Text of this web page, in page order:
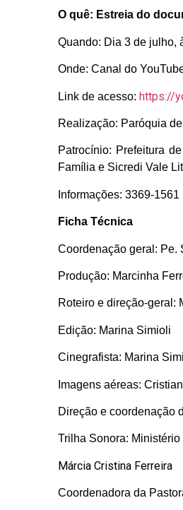
O quê: Estreia do
Quando: Dia 3 de julho,
Onde: Canal do
Link de acesso: https://
Realização: Paróquia
Patrocínio: Prefeitura
Família e Sicredi Vale
Informações: 3369-1561
Ficha Técnica
Coordenação geral: Pe.
Produção: Marcinha
Roteiro e direção-geral:
Edição: Marina Simioli
Cinegrafista: Marina
Imagens aéreas:
Direção e coordenação
Trilha Sonora:
Márcia Cristina Ferreira
Coordenadora da